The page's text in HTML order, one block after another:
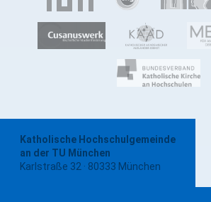
Katholische Hochschulgemeinde
an der TU München
Karlstraße 32 · 80333 München